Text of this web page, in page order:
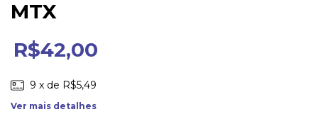
MTX
R$42,00
9 x de R$5,49
Ver mais detalhes